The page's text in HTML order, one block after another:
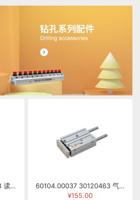
43401.00037 13400003 读数器 0402-2.0-I-14-0
60104.00037 30120463 气缸 SGM16×60-S-DG042-217B
¥155.00